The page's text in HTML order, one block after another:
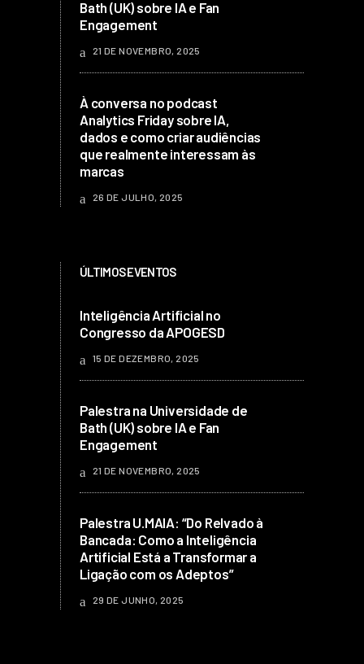
Bath (UK) sobre IA e Fan
Engagement
21 DE NOVEMBRO, 2025
À conversa no podcast
Analytics Friday sobre IA,
dados e como criar audiências
que realmente interessam às
marcas
26 DE JULHO, 2025
ÚLTIMOS EVENTOS
Inteligência Artificial no
Congresso da APOGESD
15 DE DEZEMBRO, 2025
Palestra na Universidade de
Bath (UK) sobre IA e Fan
Engagement
21 DE NOVEMBRO, 2025
Palestra U.MAIA: “Do Relvado à
Bancada: Como a Inteligência
Artificial Está a Transformar a
Ligação com os Adeptos”
29 DE JUNHO, 2025